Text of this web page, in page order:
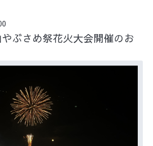
ぶさめ祭花火大会開催のお